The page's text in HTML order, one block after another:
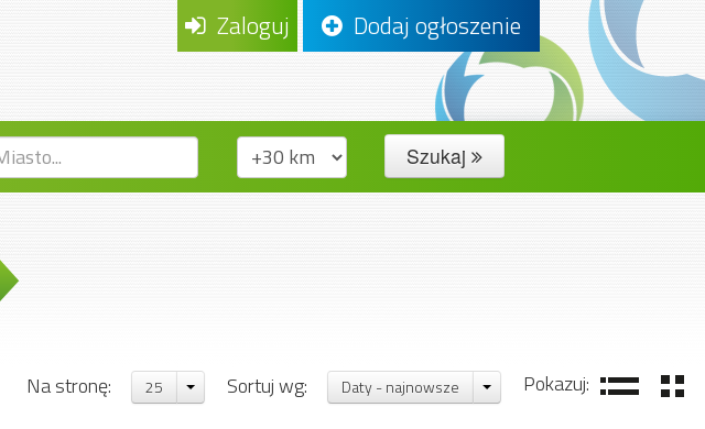
Zaloguj Dodaj ogłoszenie
Szukaj
Pokazuj:
Sortuj wg: Daty - najnowsze
Na stronę: 25